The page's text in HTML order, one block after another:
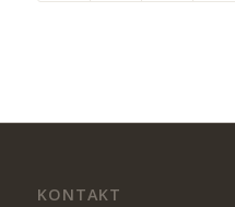
KONTAKT